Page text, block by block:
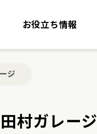
お役立ち情報
ジ
村ガレージ